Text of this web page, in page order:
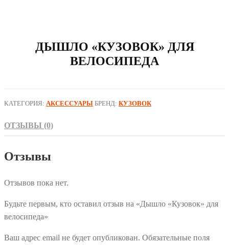
ДЫШЛО «КУЗОВОК» ДЛЯ
ВЕЛОСИПЕДА
КАТЕГОРИЯ: АКСЕССУАРЫ БРЕНД: КУЗОВОК
ОТЗЫВЫ (0)
Отзывы
Отзывов пока нет.
Будьте первым, кто оставил отзыв на «Дышло «Кузовок» для
велосипеда»
Ваш адрес email не будет опубликован. Обязательные поля